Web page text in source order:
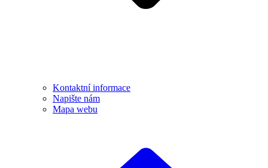
Kontaktní informace
Napište nám
Mapa webu